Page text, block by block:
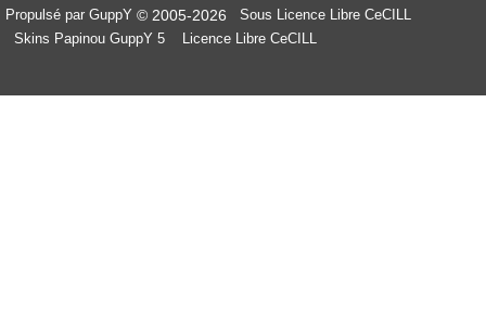
Propulsé par GuppY © 2005-2026
Sous Licence Libre CeCILL
Skins Papinou GuppY 5
Licence Libre CeCILL